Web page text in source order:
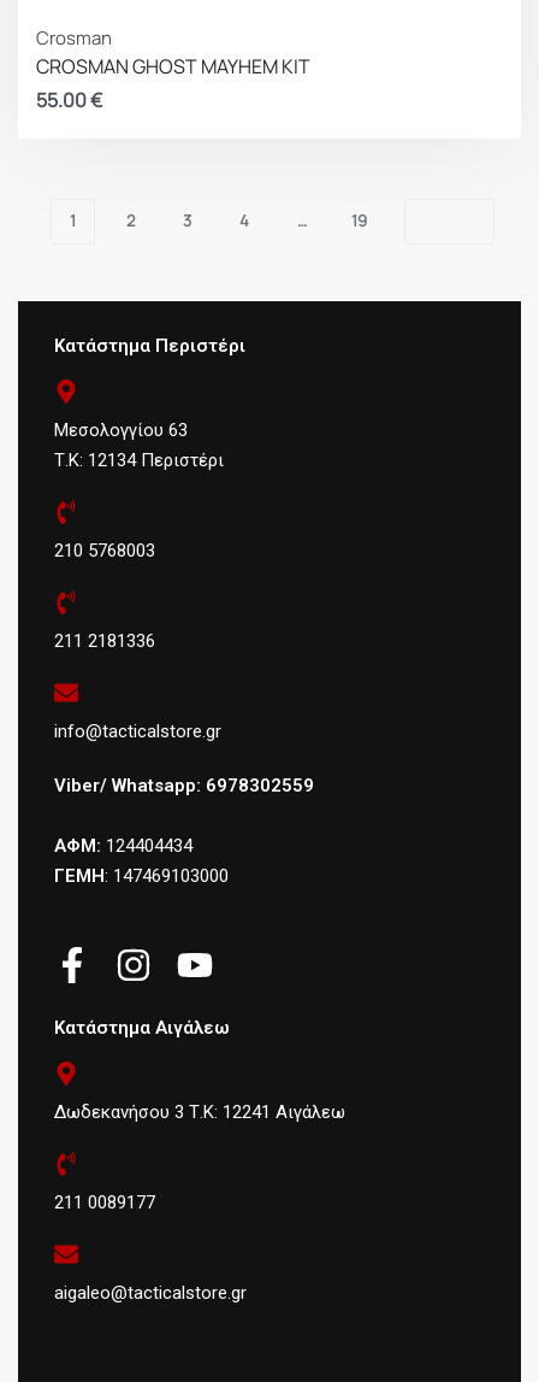
Crosman
CROSMAN GHOST MAYHEM KIT
55.00€
1 2 3 4 … 19
Κατάστημα Περιστέρι
Μεσολογγίου 63
Τ.Κ: 12134 Περιστέρι
210 5768003
211 2181336
info@tacticalstore.gr
Viber/ Whatsapp: 6978302559
ΑΦΜ: 124404434
ΓΕΜΗ: 147469103000
Κατάστημα Αιγάλεω
Δωδεκανήσου 3 Τ.Κ: 12241 Αιγάλεω
211 0089177
aigaleo@tacticalstore.gr